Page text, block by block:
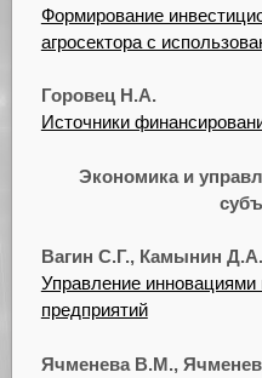
Формирование
агросектора с
Горовец Н.А.
Источники
Экономика и
Вагин С.Г., Камынин Д.А.
Управление инновациями
предприятий
Ячменева В.М.,